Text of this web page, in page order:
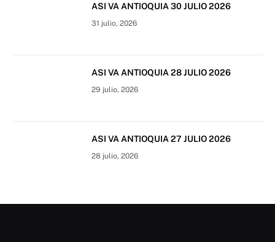
ASI VA ANTIOQUIA 30 JULIO 2026
31 julio, 2026
ASI VA ANTIOQUIA 28 JULIO 2026
29 julio, 2026
ASI VA ANTIOQUIA 27 JULIO 2026
28 julio, 2026